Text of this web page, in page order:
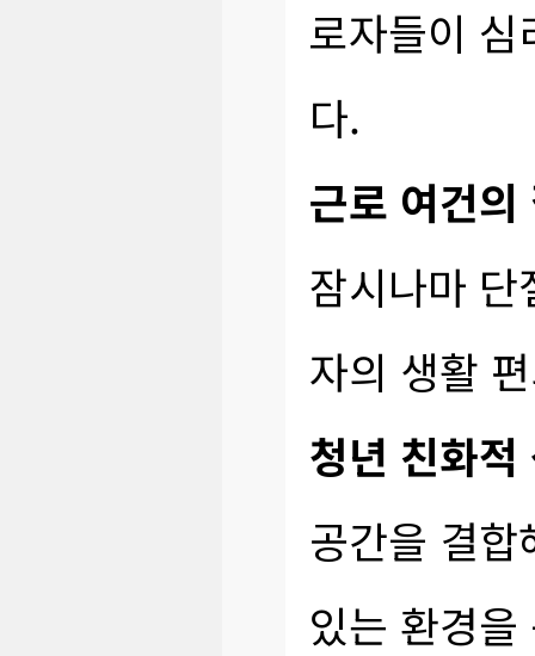
로자들이
다.
근로 여건
잠시나마
자의 생활
청년 친화
공간을 결
있는 환경